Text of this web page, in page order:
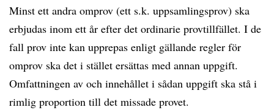
Minst ett andra omprov (ett s.k. uppsamlingsprov) ska
erbjudas inom ett år efter det ordinarie provtillfället. I de
fall prov inte kan upprepas enligt gällande regler för
omprov ska det i stället ersättas med annan uppgift.
Omfattningen av och innehållet i sådan uppgift ska stå i
rimlig proportion till det missade provet.